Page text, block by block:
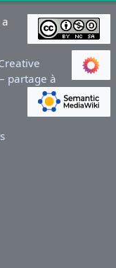
partage à